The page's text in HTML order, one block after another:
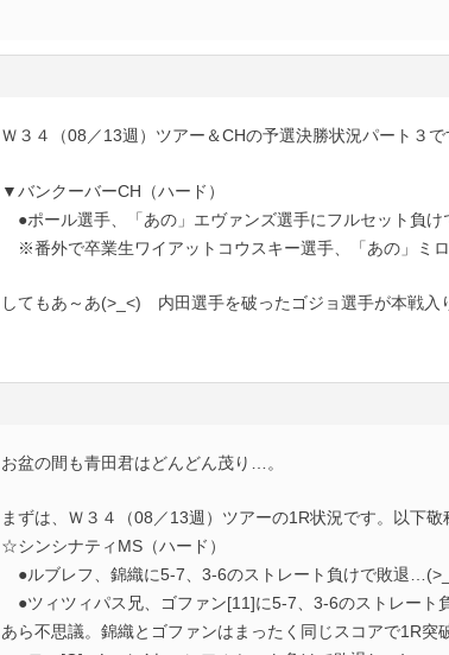
Ｗ３４（08／13週）ツアー＆CHの予選決勝状況パート３で
▼バンクーバーCH（ハード）
●ポール選手、「あの」エヴァンズ選手にフルセット負け
※番外で卒業生ワイアットコウスキー選手、「あの」ミロ
してもあ～あ(>_<) 内田選手を破ったゴジョ選手が本戦入
お盆の間も青田君はどんどん茂り…。
まずは、Ｗ３４（08／13週）ツアーの1R状況です。以下敬
☆シンシナティMS（ハード）
●ルブレフ、錦織に5-7、3-6のストレート負けで敗退
●ツィツィパス兄、ゴファン[11]に5-7、3-6のストレート
あら不思議。錦織とゴファンはまったく同じスコアで1R突